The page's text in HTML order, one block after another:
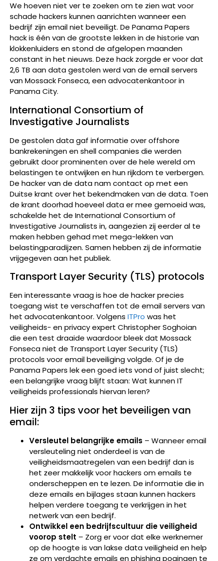
We hoeven niet ver te zoeken om te zien wat voor
schade hackers kunnen aanrichten wanneer een
bedrijf zijn email niet beveiligt. De Panama Papers
hack is één van de grootste lekken in de historie van
klokkenluiders en stond de afgelopen maanden
constant in het nieuws. Deze hack zorgde er voor dat
2,6 TB aan data gestolen werd van de email servers
van Mossack Fonseca, een advocatenkantoor in
Panama City.
International Consortium of
Investigative Journalists
De gestolen data gaf informatie over offshore
bankrekeningen en shell companies die werden
gebruikt door prominenten over de hele wereld om
belastingen te ontwijken en hun rijkdom te verbergen.
De hacker van de data nam contact op met een
Duitse krant over het bekendmaken van de data. Toen
de krant doorhad hoeveel data er mee gemoeid was,
schakelde het de International Consortium of
Investigative Journalists in, aangezien zij eerder al te
maken hebben gehad met mega-lekken van
belastingparadijzen. Samen hebben zij de informatie
vrijgegeven aan het publiek.
Transport Layer Security (TLS) protocols
Een interessante vraag is hoe de hacker precies
toegang wist te verschaffen tot de email servers van
het advocatenkantoor. Volgens ITPro was het
veiligheids- en privacy expert Christopher Soghoian
die een test draaide waardoor bleek dat Mossack
Fonseca niet de Transport Layer Security (TLS)
protocols voor email beveiliging volgde. Of je de
Panama Papers lek een goed iets vond of juist slecht;
een belangrijke vraag blijft staan: Wat kunnen IT
veiligheids professionals hiervan leren?
Hier zijn 3 tips voor het beveiligen van
email:
Versleutel belangrijke emails – Wanneer email
versleuteling niet onderdeel is van de
veiligheidsmaatregelen van een bedrijf dan is
het zeer makkelijk voor hackers om emails te
onderscheppen en te lezen. De informatie die in
deze emails en bijlages staan kunnen hackers
helpen verdere toegang te verkrijgen in het
netwerk van een bedrijf.
Ontwikkel een bedrijfscultuur die veiligheid
voorop stelt – Zorg er voor dat elke werknemer
op de hoogte is van lakse data veiligheid en help
ze om verdachte emails en phishing pogingen te